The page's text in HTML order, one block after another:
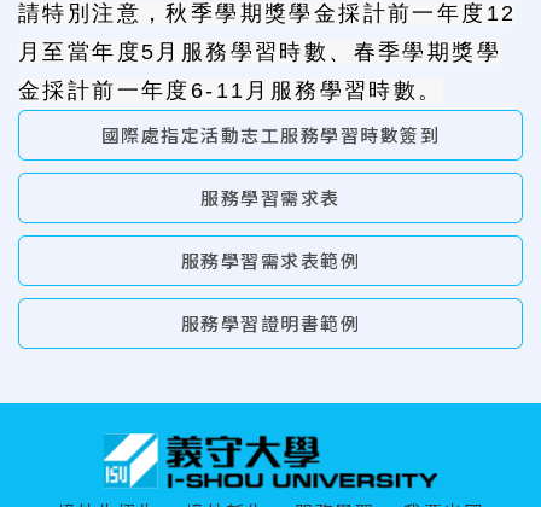
請特別注意，秋季學期獎學金採計前一年度12
月至當年度5月服務學習時數、春季學期獎學
金採計前一年度6-11月服務學習時數。
國際處指定活動志工服務學習時數簽到
服務學習需求表
服務學習需求表範例
服務學習證明書範例